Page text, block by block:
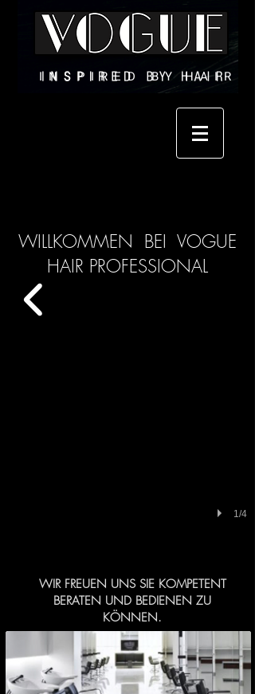
I N S P I R E D B Y H A I R
1/4
WILLKOMMEN BEI VOGUE
HAIR PROFESSIONAL
WIR FREUEN UNS SIE KOMPETENT
BERATEN UND BEDIENEN ZU
KÖNNEN.